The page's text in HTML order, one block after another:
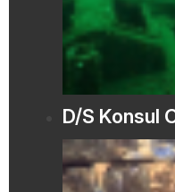
D/S Konsul